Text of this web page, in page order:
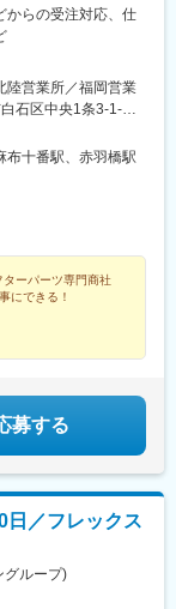
からの受注対応、仕
陸営業所／福岡営業
石区中央1条3-1-
目5番地 ホテルプラ
布瀬町南1-21-1■福
所は不可）※U・Iタ
布十番駅、赤羽橋駅
ーパーツ専門商社
にできる！
募する
日／フレックス
グループ)